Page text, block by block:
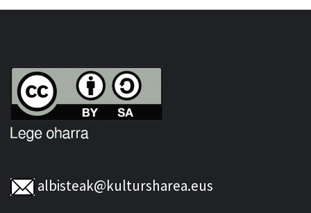
albisteak@kultursharea.eus